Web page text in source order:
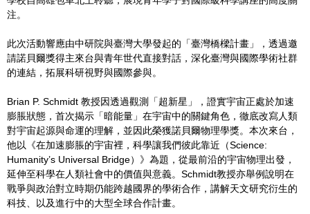
注。
此次活動響應由中研院與臺灣大學發起的「臺灣橋樑計畫」，透過邀
請諾貝爾獎得主來台與青年世代直接對話，深化臺灣與國際學術社群
的連結，拓展科研視野與國際參與。
Brian P. Schmidt 教授因透過觀測「超新星」，證實宇宙正處於加速
膨脹狀態，首次揭示「暗能量」在宇宙中的關鍵角色，徹底改寫人類
對宇宙起源與命運的理解，並因此榮獲諾貝爾物理學獎。本次來台，
他以《在加速膨脹的宇宙裡，科學讓我們彼此靠近（Science:
Humanity’s Universal Bridge）》為題，從最前沿的宇宙物理出發，
延伸至科學在人類社會中的價值與意義。Schmidt教授亦舉例說明在
戰爭與政治對立時期仍能跨越國界的學術合作，講解天文研究衍生的
科技、以及進行中的大型全球合作計畫。